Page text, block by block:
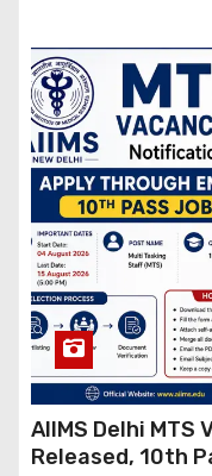
AIIMS Delhi
Released, 10th